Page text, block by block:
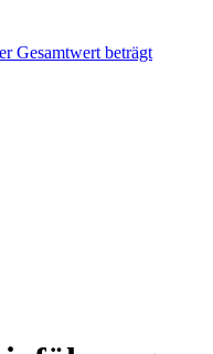
Gesamtwert beträgt